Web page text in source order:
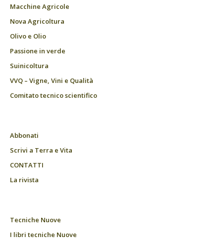
Macchine Agricole
Nova Agricoltura
Olivo e Olio
Passione in verde
Suinicoltura
VVQ – Vigne, Vini e Qualità
Comitato tecnico scientifico
Abbonati
Scrivi a Terra e Vita
CONTATTI
La rivista
Tecniche Nuove
I libri tecniche Nuove